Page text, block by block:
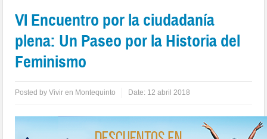
VI Encuentro por la ciudadanía
plena: Un Paseo por la Historia del
Feminismo
Posted byVivir en Montequinto Date: 12 abril 2018